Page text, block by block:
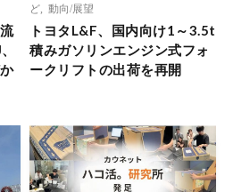
ど
動向/展望
トヨタL&F、国内向け1～3.5t
積みガソリンエンジン式フォ
ークリフトの出荷を再開